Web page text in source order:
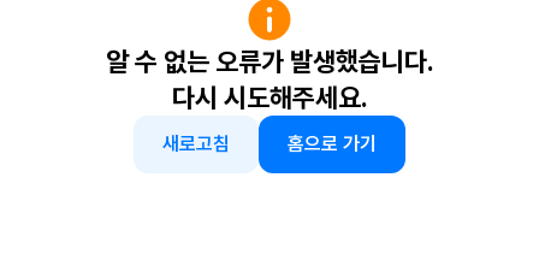
알 수 없는 오류가 발생했습니다.
다시 시도해주세요.
새로고침 홈으로 가기